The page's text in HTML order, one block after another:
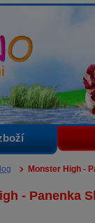
Monster High -
- Panenka